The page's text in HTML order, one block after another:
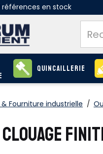
en stock
Quincaillerie
Fourniture industrielle /